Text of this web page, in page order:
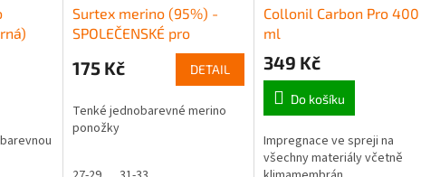
Surtex merino (95%) -
SPOLEČENSKÉ pro
175 Kč DETAIL
Tenké jednobarevné merino
ponožky
Collonil Carbon Pro 400
ml
349 Kč
Do košíku
Impregnace ve spreji na
všechny materiály včetně